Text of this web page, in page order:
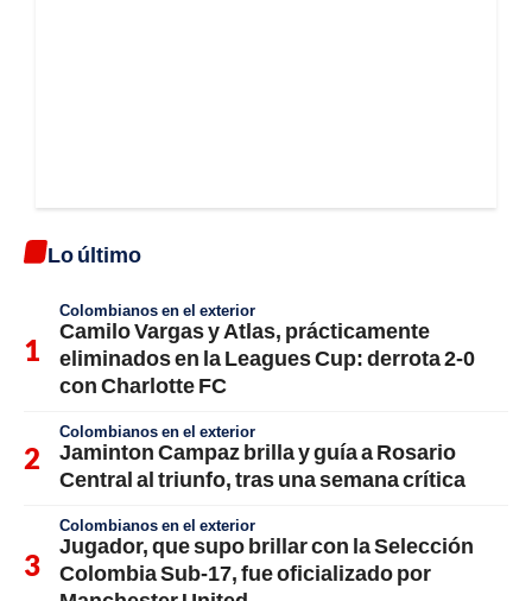
Lo último
Colombianos en el exterior
Camilo Vargas y Atlas, prácticamente
eliminados en la Leagues Cup: derrota 2-0
con Charlotte FC
Colombianos en el exterior
Jaminton Campaz brilla y guía a Rosario
Central al triunfo, tras una semana crítica
Colombianos en el exterior
Jugador, que supo brillar con la Selección
Colombia Sub-17, fue oficializado por